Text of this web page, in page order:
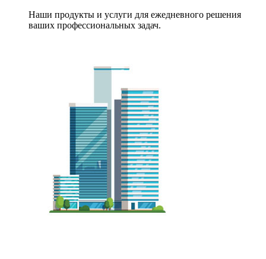
Наши продукты и услуги для ежедневного решения
ваших профессиональных задач.